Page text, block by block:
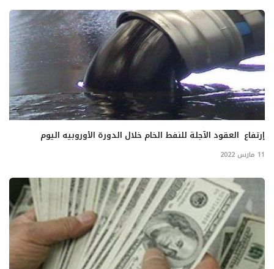
إرتفاع العقود الآجلة للنفط الخام خلال الدورة الأوروبيه اليوم
11 مارس 2022